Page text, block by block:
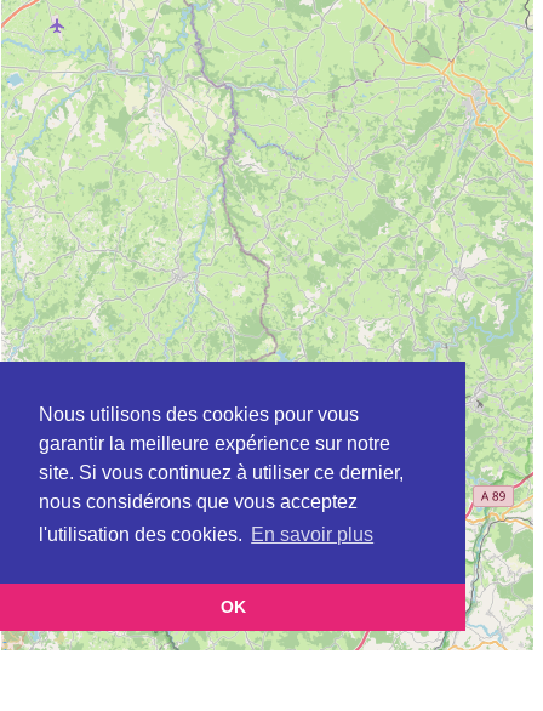
Nous utilisons des cookies pour vous
garantir la meilleure expérience sur notre
site. Si vous continuez à utiliser ce dernier,
nous considérons que vous acceptez
l'utilisation des cookies. En savoir plus
OK